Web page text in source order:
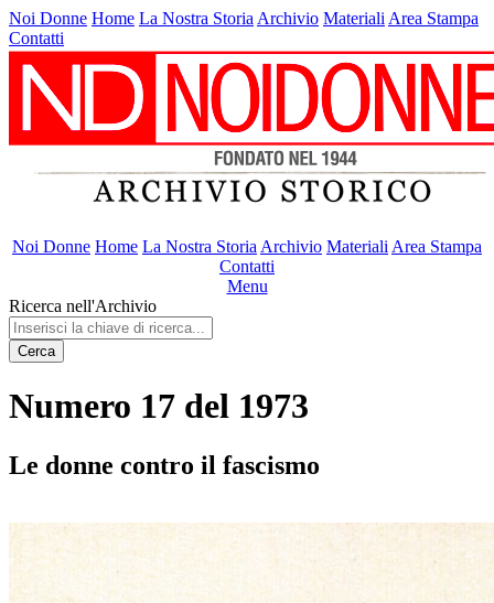
Noi Donne Home La Nostra Storia Archivio Materiali Area Stampa
Contatti
Noi Donne Home La Nostra Storia Archivio Materiali Area Stampa
Contatti
Menu
Ricerca nell'Archivio
Cerca
Numero 17 del 1973
Le donne contro il fascismo